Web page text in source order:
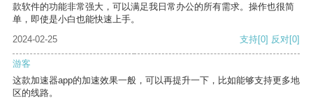
款软件的功能非常强大，可以满足我日常办公的所有需求。操作也很简
单，即使是小白也能快速上手。
2024-02-25
支持[0] 反对[0]
游客
这款加速器app的加速效果一般，可以再提升一下，比如能够支持更多地
区的线路。